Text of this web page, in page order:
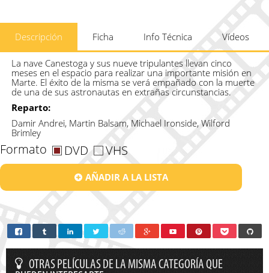
Descripción Ficha Info Técnica Vídeos
La nave Canestoga y sus nueve tripulantes llevan cinco
meses en el espacio para realizar una importante misión en
Marte. El éxito de la misma se verá empañado con la muerte
de una de sus astronautas en extrañas circunstancias.
Reparto:
Damir Andrei, Martin Balsam, Michael Ironside, Wilford
Brimley
Formato DVD VHS
AÑADIR A LA LISTA
OTRAS PELÍCULAS DE LA MISMA CATEGORÍA QUE